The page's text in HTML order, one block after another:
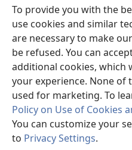
To provide you with the
use cookies and similar
are necessary to make
be refused. You can
additional cookies, which
your experience. None of
used for marketing. To
Policy on Use of Cookies
You can customize your
to Privacy Settings.
(opens
window)Күзитиш мунариниң
(opens
new
window)JW Hub ®
(opens
new
window)
Copyright© 2026 Watch Tower
ПАЙДИЛИНИШ ШӘРТЛИРИ